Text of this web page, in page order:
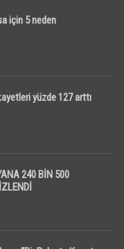
için 5 neden
yüzde 127 arttı
240 BİN 500